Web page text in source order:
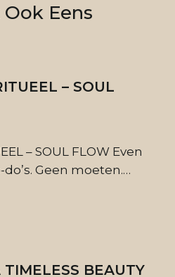
Eens
– SOUL
– SOUL FLOW Even
Geen moeten.…
BEAUTY